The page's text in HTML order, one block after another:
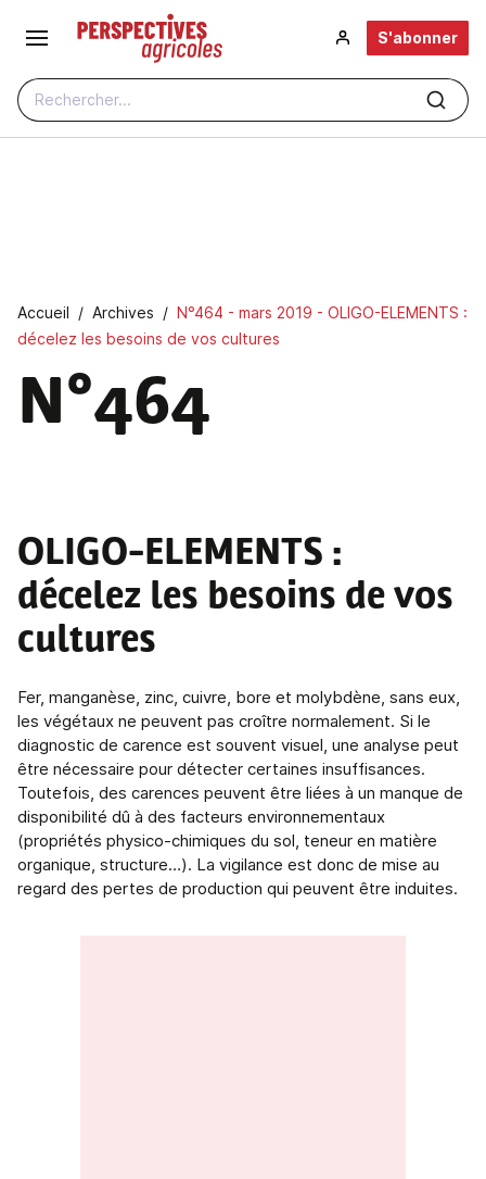
Aller au contenu principal
Rechercher...
S'abonner
Fil d'Ariane
Accueil Archives
N°464 - mars 2019 - OLIGO-ELEMENTS :
décelez les besoins de vos cultures
N°464
OLIGO-ELEMENTS :
décelez les besoins de vos
cultures
Fer, manganèse, zinc, cuivre, bore et molybdène, sans eux,
les végétaux ne peuvent pas croître normalement. Si le
diagnostic de carence est souvent visuel, une analyse peut
être nécessaire pour détecter certaines insuffisances.
Toutefois, des carences peuvent être liées à un manque de
disponibilité dû à des facteurs environnementaux
(propriétés physico-chimiques du sol, teneur en matière
organique, structure…). La vigilance est donc de mise au
regard des pertes de production qui peuvent être induites.